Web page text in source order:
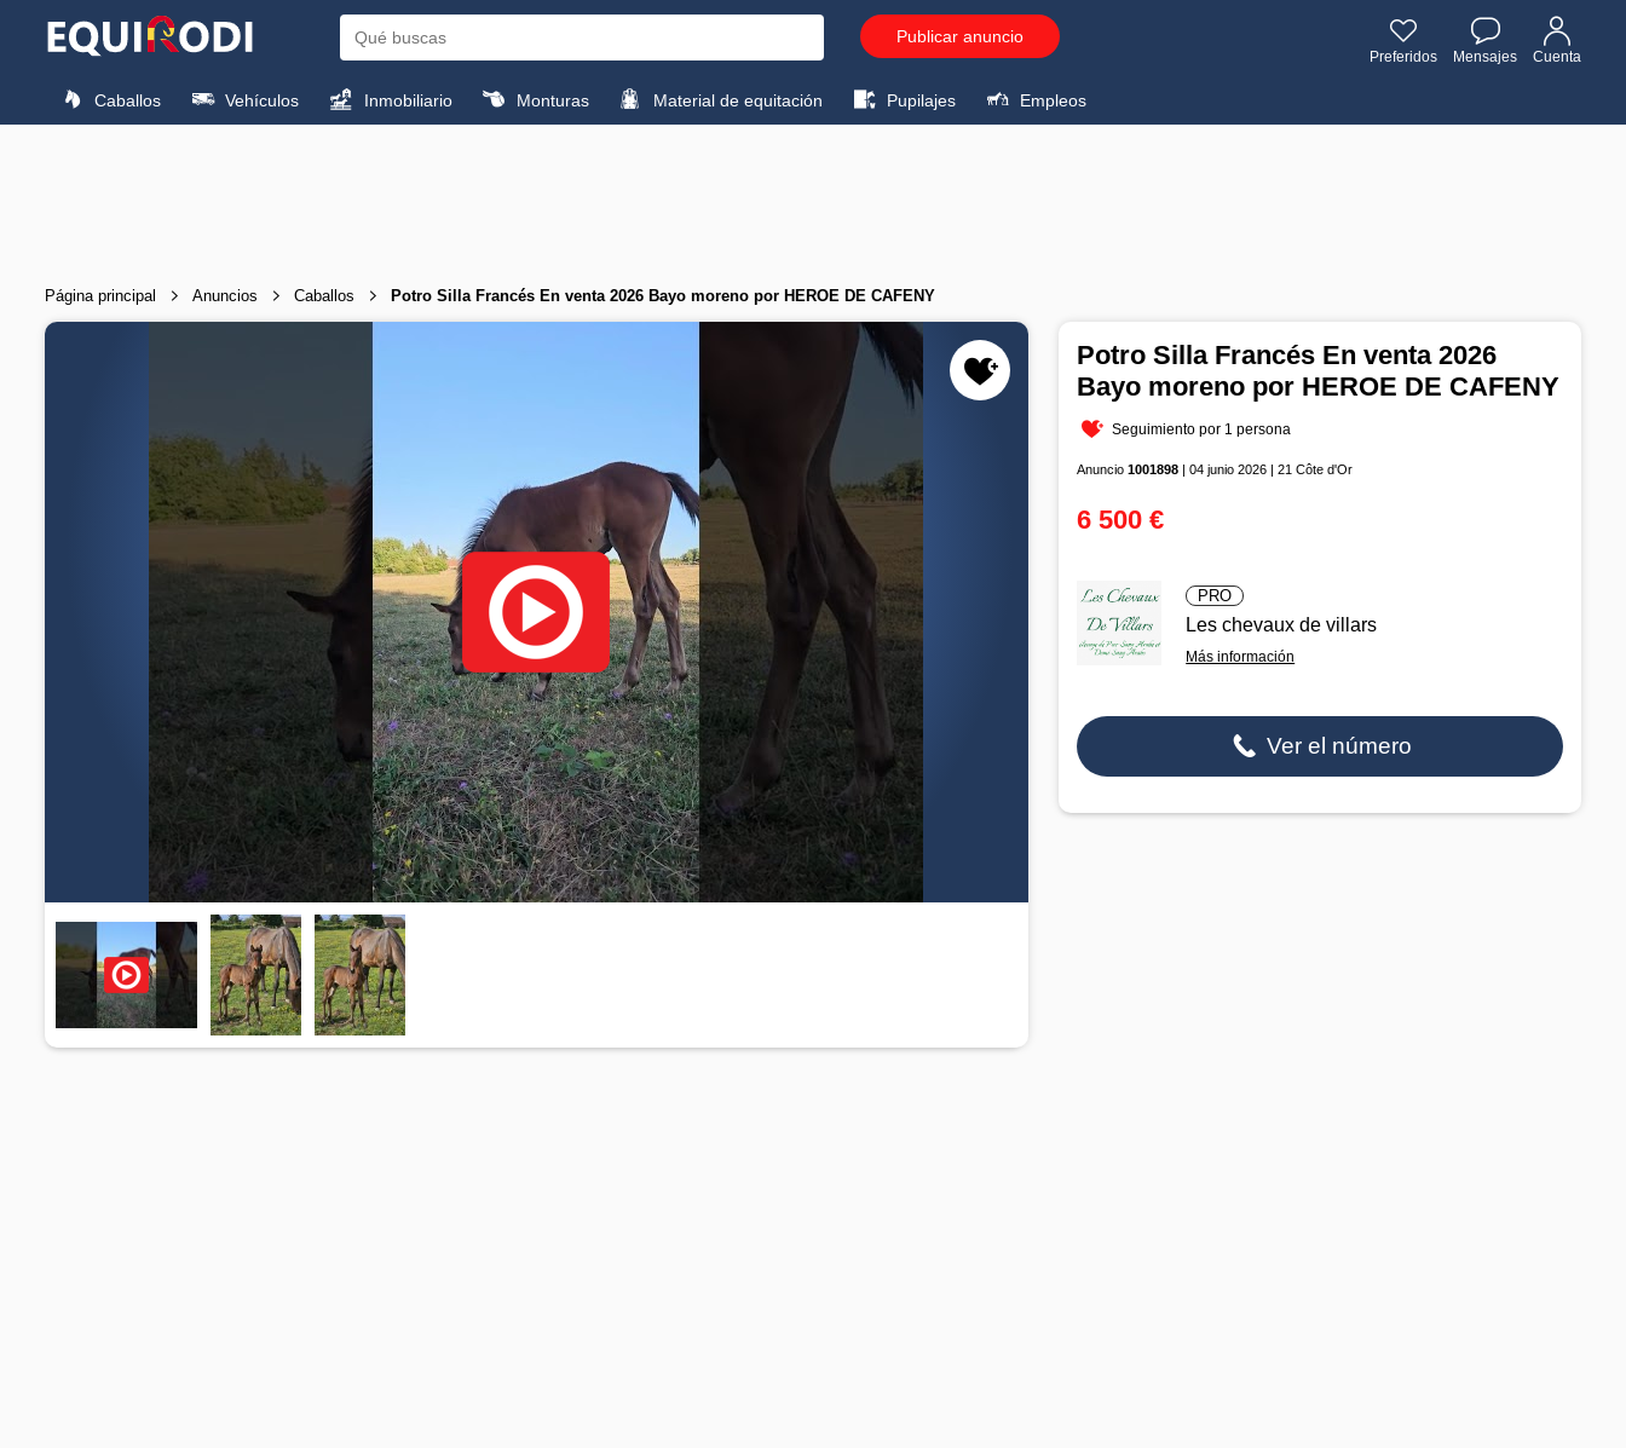
Publicar anuncio
Preferidos Mensajes Cuenta
Caballos Vehículos Inmobiliario Monturas Material de equitación Pupilajes Empleos
Página principal Anuncios Caballos Potro Silla Francés En venta 2026 Bayo moreno por HEROE DE CAFENY
Potro Silla Francés En venta 2026
Bayo moreno por HEROE DE CAFENY
Seguimiento por 1 persona
Anuncio1001898 | 04 junio 2026 | 21 Côte d'Or
6 500 €
PRO
Les chevaux de villars
Más información
Ver el número